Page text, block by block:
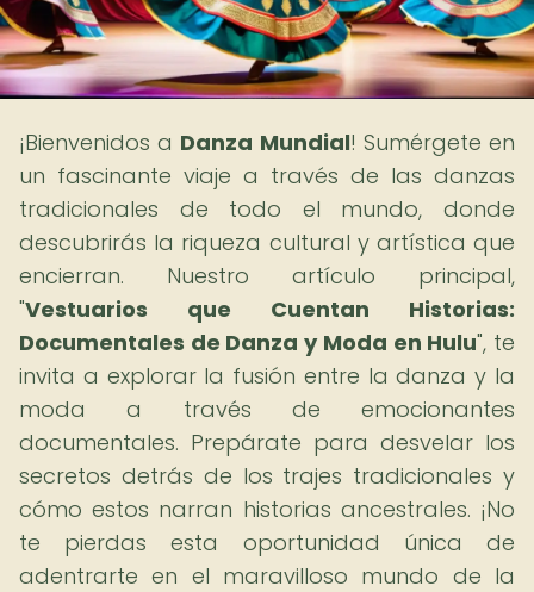
¡Bienvenidos a Danza Mundial! Sumérgete en
un fascinante viaje a través de las danzas
tradicionales de todo el mundo, donde
descubrirás la riqueza cultural y artística que
encierran. Nuestro artículo principal,
"Vestuarios que Cuentan Historias:
Documentales de Danza y Moda en Hulu", te
invita a explorar la fusión entre la danza y la
moda a través de emocionantes
documentales. Prepárate para desvelar los
secretos detrás de los trajes tradicionales y
cómo estos narran historias ancestrales. ¡No
te pierdas esta oportunidad única de
adentrarte en el maravilloso mundo de la